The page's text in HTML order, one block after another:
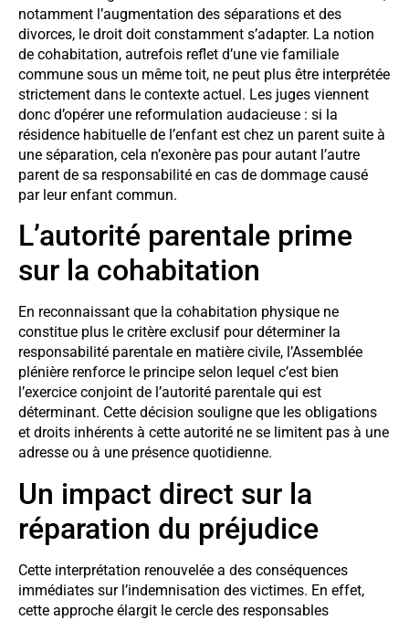
notamment l’augmentation des séparations et des
divorces, le droit doit constamment s’adapter. La notion
de cohabitation, autrefois reflet d’une vie familiale
commune sous un même toit, ne peut plus être interprétée
strictement dans le contexte actuel. Les juges viennent
donc d’opérer une reformulation audacieuse : si la
résidence habituelle de l’enfant est chez un parent suite à
une séparation, cela n’exonère pas pour autant l’autre
parent de sa responsabilité en cas de dommage causé
par leur enfant commun.
L’autorité parentale prime
sur la cohabitation
En reconnaissant que la cohabitation physique ne
constitue plus le critère exclusif pour déterminer la
responsabilité parentale en matière civile, l’Assemblée
plénière renforce le principe selon lequel c’est bien
l’exercice conjoint de l’autorité parentale qui est
déterminant. Cette décision souligne que les obligations
et droits inhérents à cette autorité ne se limitent pas à une
adresse ou à une présence quotidienne.
Un impact direct sur la
réparation du préjudice
Cette interprétation renouvelée a des conséquences
immédiates sur l’indemnisation des victimes. En effet,
cette approche élargit le cercle des responsables